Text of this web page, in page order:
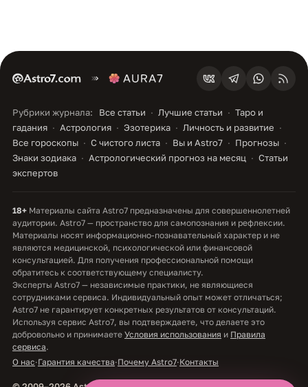
Рубрики журнала: Все статьи Лучшие статьи
Таро и
гадания
Астрология Эзотерика
Личность и развитие
Все гороскопы
С чистого листа Вы и Astro7
Прогнозы
Знаки зодиака
Астрологический прогноз на месяц
Статьи
экспертов
18+ Материалы сайта Astro7 предназначены для совершеннолетней
аудитории. Astro7 — пространство для самопознания и рефлексии.
Материалы носят информационно-познавательный характер и не
являются медицинской, психологической или финансовой
консультацией. Для получения профессиональной помощи
обратитесь к соответствующему специалисту.
Эксперты Astro7 — независимые практики, не являющиеся
сотрудниками сервиса. Индивидуальный опыт может отличаться;
Astro7 не гарантирует конкретных результатов от консультаций.
Используя сервис Astro7, вы подтверждаете, что делаете это
добровольно и принимаете Условия использования и Правила
сервиса.
О нас·Гарантия качества·Почему Astro7·Контакты